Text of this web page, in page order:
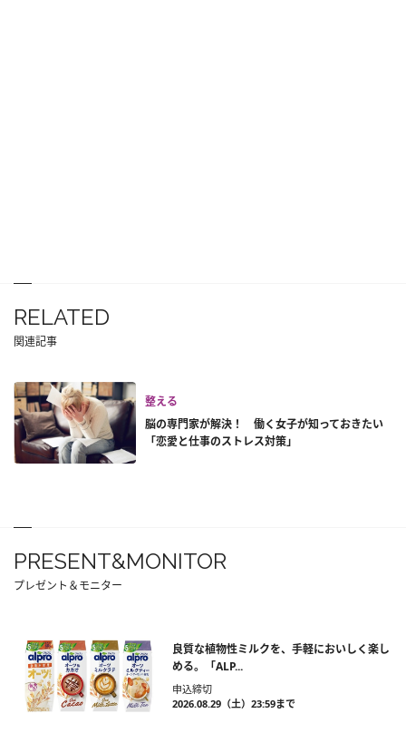
RELATED
関連記事
整える
脳の専門家が解決！ 働く女子が知っておきたい
「恋愛と仕事のストレス対策」
PRESENT&MONITOR
プレゼント＆モニター
良質な植物性ミルクを、手軽においしく楽し
める。「ALP...
申込締切
2026.08.29（土）23:59まで